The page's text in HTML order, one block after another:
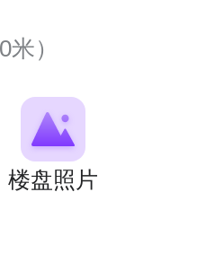
）
楼盘照片